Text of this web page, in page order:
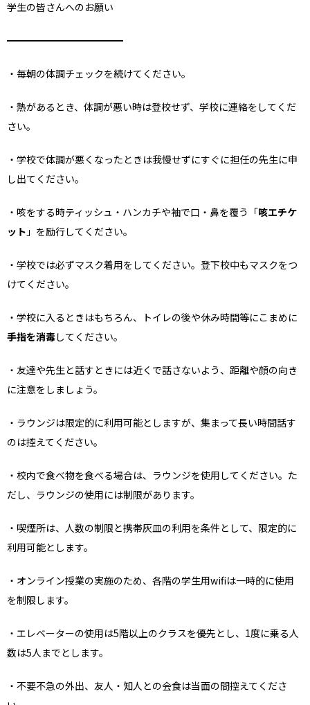
学⽣の皆さんへのお願い
━━━━━━━━━━━━
・毎朝の体調チェックを続けてください。
・熱があるとき、体調が悪い時は登校せず、学校に連絡をしてくだ
さい。
・学校で体調が悪くなったときは我慢せずにすぐに担任の先⽣に申
し出てください。
・咳をする時ティッシュ・ハンカチや袖で⼝・⿐を覆う「咳エチケ
ット 」を励⾏してください。
・学校では必ずマスク着⽤をしてください。登下校中もマスクをつ
けてください。
・学校に⼊るときはもちろん、トイレの後や休み時間等にこまめに
⼿指を消毒してください。
・友達や先⽣と話すときには近くで話さないよう、距離や顔の向き
に注意をしましょう。
・ラウンジは限定的に利用可能としますが、集まって長い時間話す
のは控えてください。
・校内で食べ物を食べる場合は、ラウンジを使用してください。た
だし、ラウンジの使用には制限があります。
・喫煙所は、人数の制限と携帯灰皿の利用を条件として、限定的に
利用可能とします。
・オンライン授業の実施のため、各階の学生用wifiは一時的に使用
を制限します。
・エレベーターの使用は5階以上のクラスを優先とし、1度に乗る人
数は5人までとします。
・不要不急の外出、友⼈・知⼈との会⾷は当⾯の間控えてくださ